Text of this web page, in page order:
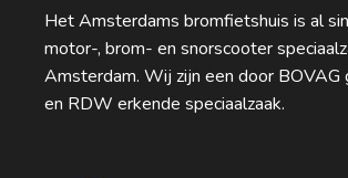
Het Amsterdams bromfietshuis is al
motor-, brom- en snorscooter
Amsterdam. Wij zijn een door BOVAG
en RDW erkende speciaalzaak.